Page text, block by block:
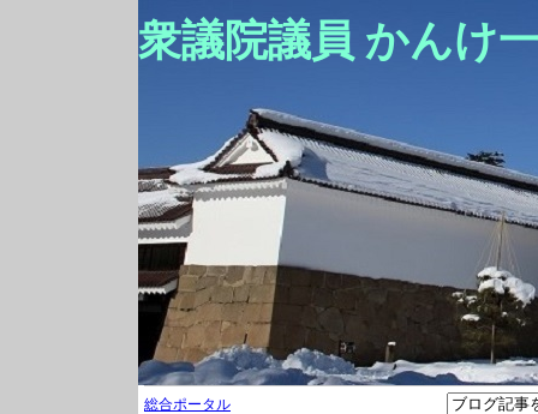
衆議院議員 かんけ
総合ポータル